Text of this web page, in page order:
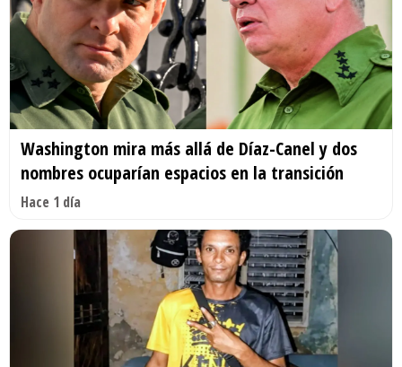
Washington mira más allá de Díaz-Canel y dos
nombres ocuparían espacios en la transición
Hace 1 día